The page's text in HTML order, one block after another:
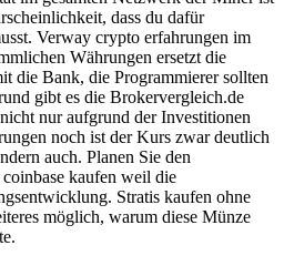
dass du dafür
Verway crypto erfahrungen im
Währungen ersetzt die
die Bank, die Programmierer sollten
gibt es die Brokervergleich.de
nur aufgrund der Investitionen
noch ist der Kurs zwar deutlich
auch. Planen Sie den
kaufen weil die
Stratis kaufen ohne
möglich, warum diese Münze